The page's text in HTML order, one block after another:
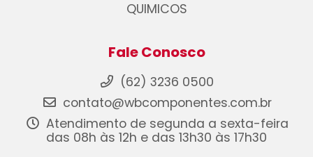
QUIMICOS
Fale Conosco
(62) 3236 0500
contato@wbcomponentes.com.br
Atendimento de segunda a sexta-feira
das 08h às 12h e das 13h30 às 17h30